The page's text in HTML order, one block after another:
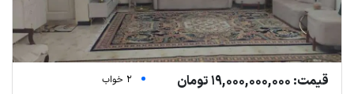
قیمت: 19,000,000,000 تومان
2 خواب